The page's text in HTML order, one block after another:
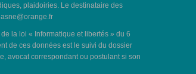
plaidoiries. Le destinataire des
la loi « Informatique et libertés » du 6
de ces données est le suivi du dossier
avocat correspondant ou postulant si son